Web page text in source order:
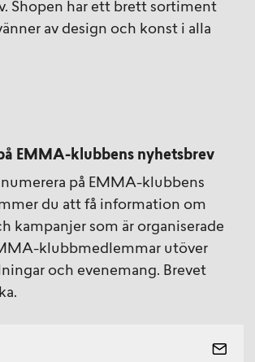
Shopen har ett brett sortiment
av design och konst i alla
EMMA-klubbens nyhetsbrev
på EMMA-klubbens
du att få information om
kampanjer som är organiserade
klubbmedlemmar utöver
och evenemang. Brevet